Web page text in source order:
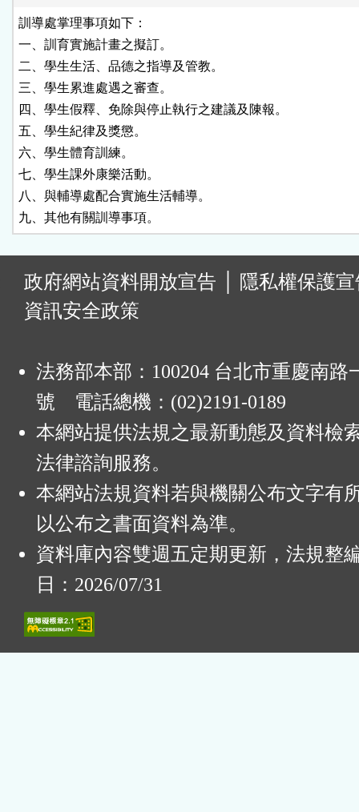
訓導處掌理事項如下：
一、訓育實施計畫之擬訂。
二、學生生活、品德之指導及管教。
三、學生累進處遇之審查。
四、學生假釋、免除與停止執行之建議及陳報。
五、學生紀律及獎懲。
六、學生體育訓練。
七、學生課外康樂活動。
八、與輔導處配合實施生活輔導。
九、其他有關訓導事項。
政府網站資料開放宣告
隱私權保護
資訊安全政策
法務部本部：100204 台北市重慶南路
號 電話總機：(02)2191-0189
本網站提供法規之最新動態及資料檢
法律諮詢服務。
本網站法規資料若與機關公布文字有
以公布之書面資料為準。
資料庫內容雙週五定期更新，法規整
日：2026/07/31